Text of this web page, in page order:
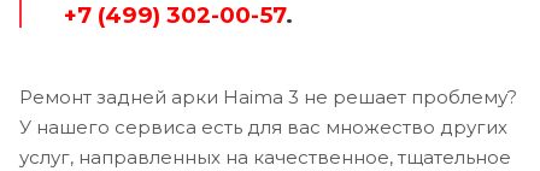
+7 (499) 302-00-57.
Ремонт задней арки Haima 3 не решает проблему?
У нашего сервиса есть для вас множество других
услуг, направленных на качественное, тщательное